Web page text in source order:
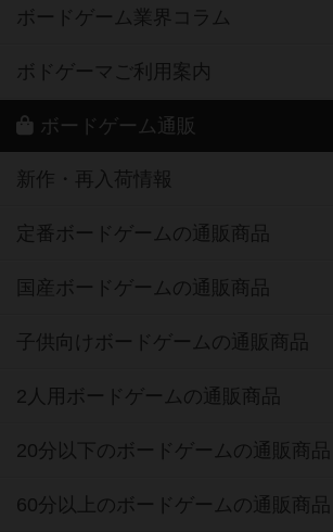
ボードゲーム業界コラム
ボドゲーマご利用案内
ボードゲーム通販
新作・再入荷情報
定番ボードゲームの通販商品
国産ボードゲームの通販商品
子供向けボードゲームの通販商品
2人用ボードゲームの通販商品
20分以下のボードゲームの通販商品
60分以上のボードゲームの通販商品